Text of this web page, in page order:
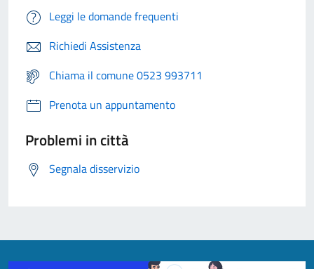
Leggi le domande frequenti
Richiedi Assistenza
Chiama il comune 0523 993711
Prenota un appuntamento
Problemi in città
Segnala disservizio